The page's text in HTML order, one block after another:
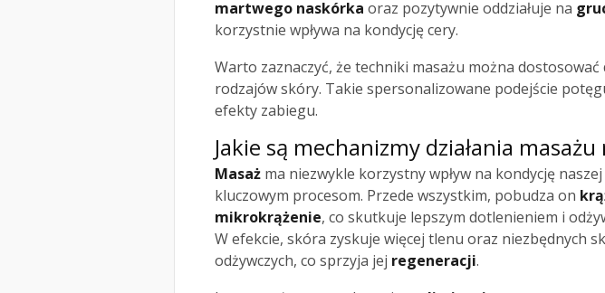
martwego naskórka oraz pozytywnie oddziałuje na
korzystnie wpływa na kondycję cery.
Warto zaznaczyć, że techniki masażu można dostosować
rodzajów skóry. Takie spersonalizowane podejście
efekty zabiegu.
Jakie są mechanizmy działania masażu
Masaż ma niezwykle korzystny wpływ na kondycję
kluczowym procesom. Przede wszystkim, pobudza on
mikrokrążenie, co skutkuje lepszym dotlenieniem i
W efekcie, skóra zyskuje więcej tlenu oraz niezbędnych
odżywczych, co sprzyja jej regeneracji.